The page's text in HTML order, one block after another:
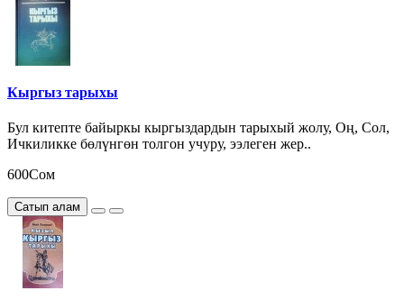
Кыргыз тарыхы
Бул китепте байыркы кыргыздардын тарыхый жолу, Оң, Сол,
Ичкиликке бөлүнгөн толгон учуру, ээлеген жер..
600Сом
Сатып алам